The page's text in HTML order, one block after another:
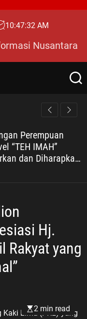
10:47:33 AM
Nusantara
S
r
Perempuan
“TEH IMAH”
dan Diharapkan
Hj.
Rakyat yang
2 min read
Kaki Lima (PKL) yang